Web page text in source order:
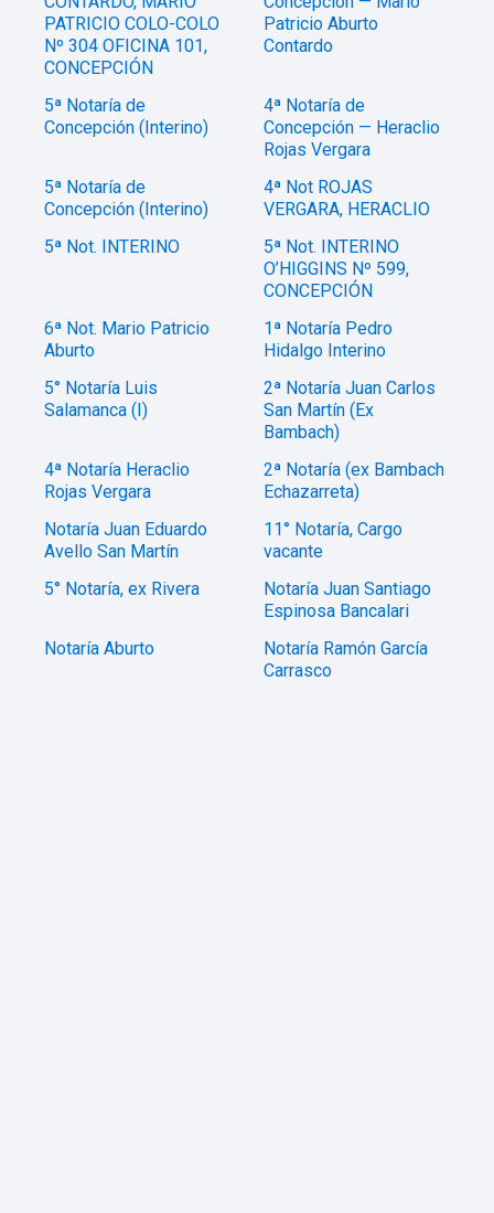
PATRICIO COLO-COLO
Nº 304 OFICINA 101,
CONCEPCIÓN
Patricio Aburto
Contardo
5ª Notaría de
Concepción (Interino)
4ª Notaría de
Concepción — Heraclio
Rojas Vergara
5ª Notaría de
Concepción (Interino)
4ª Not ROJAS
VERGARA, HERACLIO
5ª Not. INTERINO
5ª Not. INTERINO
O’HIGGINS Nº 599,
CONCEPCIÓN
6ª Not. Mario Patricio
Aburto
1ª Notaría Pedro
Hidalgo Interino
5° Notaría Luis
Salamanca (I)
2ª Notaría Juan Carlos
San Martín (Ex
Bambach)
4ª Notaría Heraclio
Rojas Vergara
2ª Notaría (ex Bambach
Echazarreta)
Notaría Juan Eduardo
Avello San Martín
11° Notaría, Cargo
vacante
5° Notaría, ex Rivera
Notaría Juan Santiago
Espinosa Bancalari
Notaría Aburto
Notaría Ramón García
Carrasco